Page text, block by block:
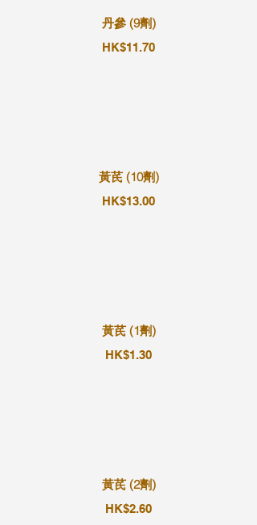
丹參 (9劑)
HK$11.70
黃芪 (10劑)
HK$13.00
黃芪 (1劑)
HK$1.30
黃芪 (2劑)
HK$2.60